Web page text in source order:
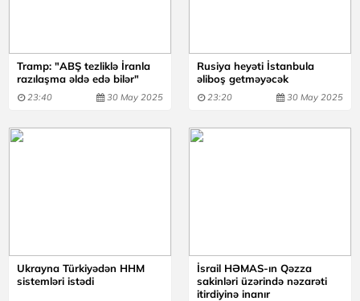
Tramp: "ABŞ tezliklə İranla
razılaşma əldə edə bilər"
23:40 30 May 2025
Rusiya heyəti İstanbula
əliboş getməyəcək
23:20 30 May 2025
Ukrayna Türkiyədən HHM
sistemləri istədi
İsrail HƏMAS-ın Qəzza
sakinləri üzərində nəzarəti
itirdiyinə inanır